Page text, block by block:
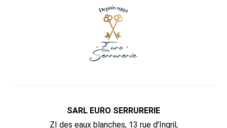
SARL EURO SERRURERIE
ZI des eaux blanches, 13 rue d’Ingril,